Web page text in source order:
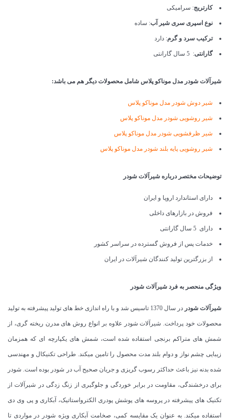
کارتریج: سرامیکی
نوع اسپری سری شیر آب: ساده
ترکیب سرد و گرم: دارد
گارانتی: 5 سال گارانتی
شیرآلات شودر مدل موناکو پلاس شامل محصولات دیگر هم می باشد:
شیر دوش شودر مدل موناکو پلاس
شیر روشویی شودر مدل موناکو پلاس
شیر ظرفشویی شودر مدل موناکو پلاس
شیر روشویی پایه بلند شودر مدل موناکو پلاس
توضیحات مختصر درباره شیرآلات شودر
دارای استاندارد اروپا و ایران
فروش در بازارهای داخلی
دارای 5 سال گارانتی
خدمات پس از فروش گسترده در سراسر کشور
از بزرگترین تولید کنندگان شیرآلات در ایران
ویژگی منحصر به فرد شیرآلات شودر
شیرآلات شودر در سال 1370 تاسیس شد و با راه اندازی خط های تولید پیشرفته به تولید
محصولات خود پرداخت. شیرآلات شودر علاوه بر انواع روش های مدرن ریخته گری، از
شمش های متراکم برنجی استفاده شده است، شمش های یکپارچه ای که همزمان
زیبایی چشم نواز و دوام بلند مدت محصول را تامین میکند. طراحی تکنیکال و مهندسی
شده بدنه نیز باعث حداکثر رسوب گریزی و جریان صحیح آب در شودر بوده است. شودر
برای درخشندگی، مقاومت در برابر خوردگی و جلوگیری از زنگ زدگی در شیرآلات از
تکنیک های پیشرفته در پروسه های پوشش پودری الکترواستاتیک، آبکاری و پی وی دی
استفاده میکند. به عنوان یک مقایسه کمی، صخامت آبکاری ویژه شودر در مواردی تا